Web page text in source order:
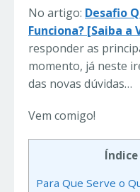
No artigo: Desafio
Funciona? [Saiba a
responder as
momento, já neste
das novas dúvidas…
Vem comigo!
Para Que Serve o